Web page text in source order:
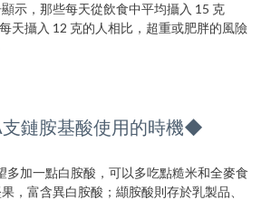
示，那些每天從飲食中平均攝入 15 克
天攝入 12 克的人相比，超重或肥胖的風險
鏈胺基酸使用的時機◆
多加一點白胺酸，可以多吃點糙米和全麥食
，富含異白胺酸；纈胺酸則存於乳製品、